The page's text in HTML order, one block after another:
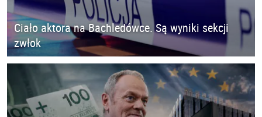
Ciało aktora na Bachledówce. Są wyniki sekcji
zwłok